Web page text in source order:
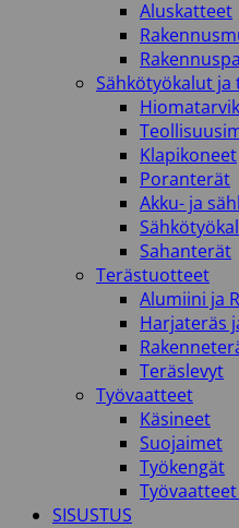
Aluskatteet
Sähkötyökalut ja
Klapikoneet
Poranterät
Akku- ja
Sahanterät
Terästuotteet
Alumiini ja
Harjateräs
Teräslevyt
Työvaatteet
Käsineet
Suojaimet
Työkengät
SISUSTUS